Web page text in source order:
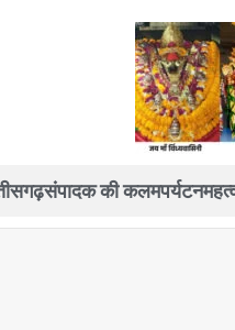
संपादक की कलमपर्यटन